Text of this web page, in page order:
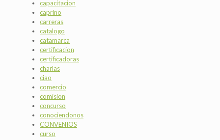
capacitacion
caprino
carreras
catalogo
catamarca
certificacion
certificadoras
charlas
ciao
comercio
comision
concurso
conociendonos
CONVENIOS
curso